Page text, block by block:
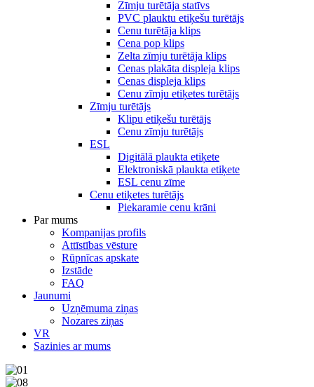
Zīmju turētāja statīvs
PVC plauktu etiķešu turētājs
Cenu turētāja klips
Cena pop klips
Zelta zīmju turētāja klips
Cenas plakāta displeja klips
Cenas displeja klips
Cenu zīmju etiķetes turētājs
Zīmju turētājs
Klipu etiķešu turētājs
Cenu zīmju turētājs
ESL
Digitālā plaukta etiķete
Elektroniskā plaukta etiķete
ESL cenu zīme
Cenu etiķetes turētājs
Piekaramie cenu krāni
Par mums
Kompanijas profils
Attīstības vēsture
Rūpnīcas apskate
Izstāde
FAQ
Jaunumi
Uzņēmuma ziņas
Nozares ziņas
VR
Sazinies ar mums